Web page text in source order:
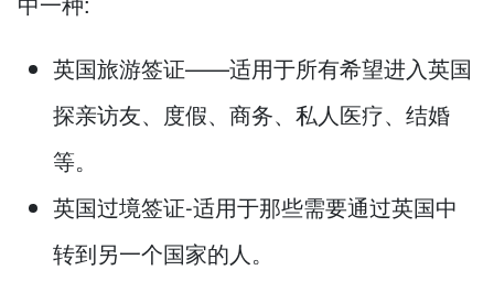
英国旅游签证——适用于所有希望进入英国
探亲访友、度假、商务、私人医疗、结婚
等。
英国过境签证-适用于那些需要通过英国中
转到另一个国家的人。